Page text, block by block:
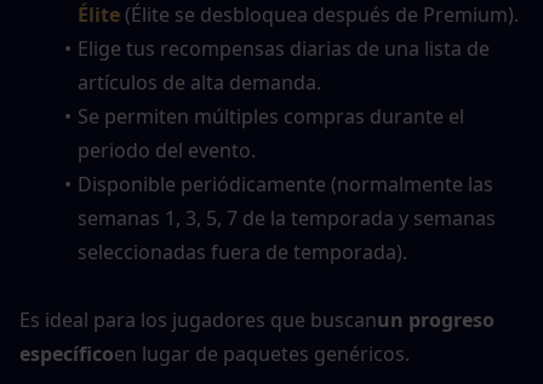
Élite (Élite se desbloquea después de Premium).
Elige tus recompensas diarias de una lista de
artículos de alta demanda.
Se permiten múltiples compras durante el
periodo del evento.
Disponible periódicamente (normalmente las
semanas 1, 3, 5, 7 de la temporada y semanas
seleccionadas fuera de temporada).
Es ideal para los jugadores que buscanun progreso
específicoen lugar de paquetes genéricos.